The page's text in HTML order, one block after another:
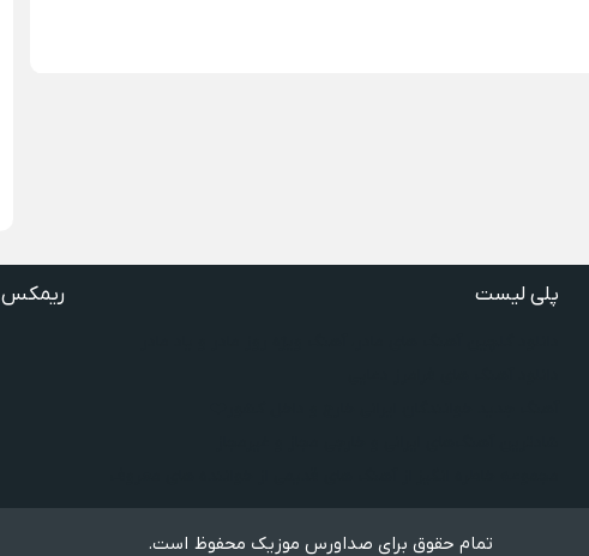
پلی لیست ریمکس
تمام حقوق برای صداورس موزیک محفوظ است.